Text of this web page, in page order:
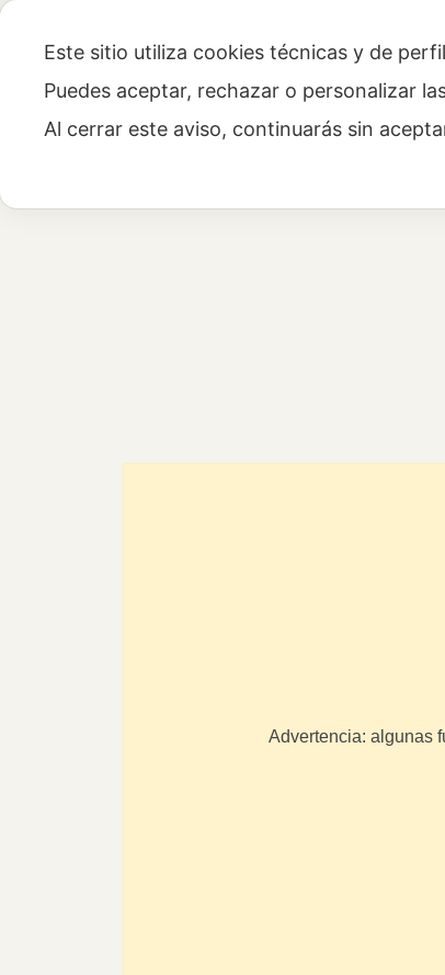
Inicio Habitaciones y servicios Cerca de
Advertencia: algunas
Este sitio utiliza cookies técnicas y de
Puedes aceptar, rechazar o personalizar
Al cerrar este aviso, continuarás sin